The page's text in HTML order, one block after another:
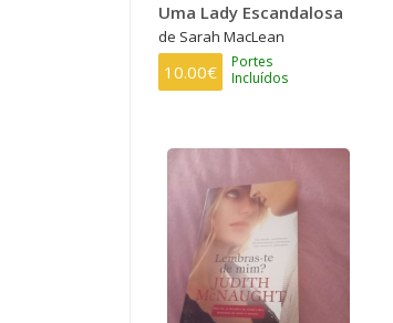
Uma Lady Escandalosa
de Sarah MacLean
10.00€
Portes
Incluídos